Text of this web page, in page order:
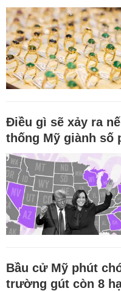
Điều gì sẽ xảy ra
thống Mỹ giành số
Bầu cử Mỹ phút
trường gút còn 8